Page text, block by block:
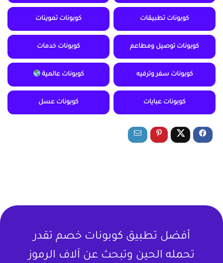
كوبونات تطبيقات كوبونات تموينات
كوبونات توصيل ومطاعم كوبونات خدمات
كوبونات سفر وترفيه كوبونات عالمية
كوبونات عبايات كوبونات عسل
أفضل تطبيق كوبونات خصم تقدر
تحمله الحين وتبحث عن آلاف الرموز